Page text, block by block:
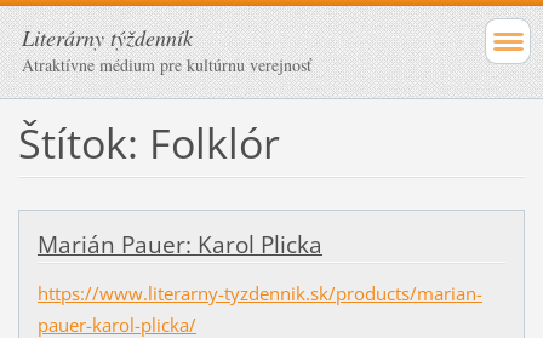
Literárny týždenník
Atraktívne médium pre kultúrnu verejnosť
Štítok: Folklór
Marián Pauer: Karol Plicka
https://www.literarny-tyzdennik.sk/products/marian-
pauer-karol-plicka/